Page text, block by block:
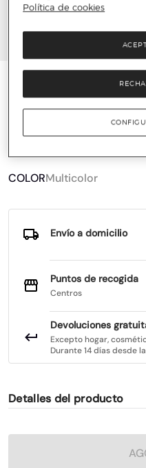
Monedero extra
corta
21 €54,90 €61%
COLORMulticolor
Envío a domicilio
Puntos de recogida
Centros
Devoluciones
Excepto hogar,
Durante 14 días desde
Detalles del producto
Política de cookies